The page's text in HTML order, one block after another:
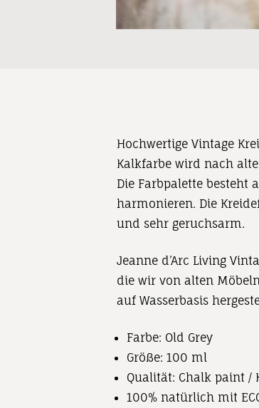
Hochwertige Vintage
Kalkfarbe wird nach
Die Farbpalette besteht
harmonieren. Die
und sehr geruchsarm.
Jeanne d’Arc Living
die wir von alten
auf Wasserbasis
Farbe: Old Grey
Größe: 100 ml
Qualität: Chalk paint /
100% natürlich mit